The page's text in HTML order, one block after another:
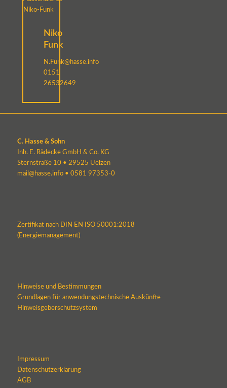
Niko
Funk
N.Funk@hasse.info
0151
26532649
C. Hasse & Sohn
Inh. E. Rädecke GmbH & Co. KG
Sternstraße 10 • 29525 Uelzen
mail@hasse.info• 0581 97353-0
Zertifikat nach DIN EN ISO 50001:2018
(Energiemanagement)
Hinweise und Bestimmungen
Grundlagen für anwendungstechnische Auskünfte
Hinweisgeberschutzsystem
Impressum
Datenschutzerklärung
AGB